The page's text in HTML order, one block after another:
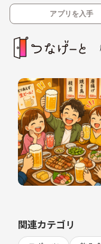
アプリを入手
関連カテゴリ